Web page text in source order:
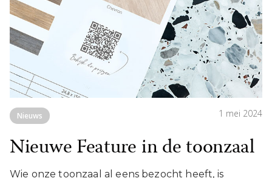
Nieuws 1 mei 2024
Nieuwe Feature in de toonzaal
Wie onze toonzaal al eens bezocht heeft, is